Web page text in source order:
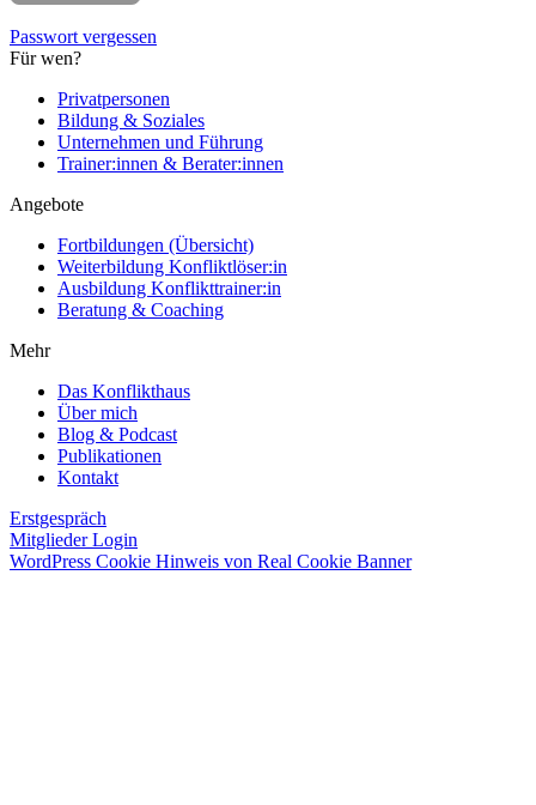
Passwort vergessen
Für wen?
Privatpersonen
Bildung & Soziales
Unternehmen und Führung
Trainer:innen & Berater:innen
Angebote
Fortbildungen (Übersicht)
Weiterbildung Konfliktlöser:in
Ausbildung Konflikttrainer:in
Beratung & Coaching
Mehr
Das Konflikthaus
Über mich
Blog & Podcast
Publikationen
Kontakt
Erstgespräch
Mitglieder Login
WordPress Cookie Hinweis von Real Cookie Banner